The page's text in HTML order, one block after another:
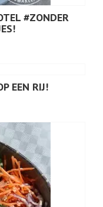
#ZONDER
EEN RIJ!